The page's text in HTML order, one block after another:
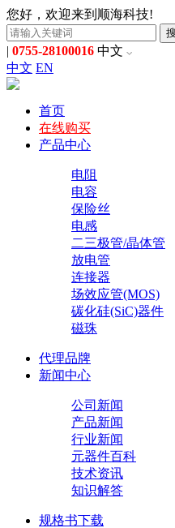
您好，欢迎来到顺海科技!
| 0755-28100016 中文
中文 EN
首页
在线购买
产品中心
电阻
电容
保险丝
电感
二三极管/晶体管
放电管
连接器
场效应管(MOS)
碳化硅(SiC)器件
磁珠
代理品牌
新闻中心
公司新闻
产品新闻
行业新闻
元器件百科
技术资讯
知识解答
规格书下载